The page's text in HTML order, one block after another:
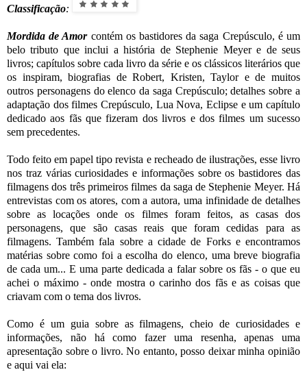
Classificação:
Mordida de Amorcontém os bastidores da saga Crepúsculo, é um
belo tributo que inclui a história de Stephenie Meyer e de seus
livros; capítulos sobre cada livro da série e os clássicos literários que
os inspiram, biografias de Robert, Kristen, Taylor e de muitos
outros personagens do elenco da saga Crepúsculo; detalhes sobre a
adaptação dos filmes Crepúsculo, Lua Nova, Eclipse e um capítulo
dedicado aos fãs que fizeram dos livros e dos filmes um sucesso
sem precedentes.
Todo feito em papel tipo revista e recheado de ilustrações, esse livro
nos traz várias curiosidades e informações sobre os bastidores das
filmagens dos três primeiros filmes da saga de Stephenie Meyer. Há
entrevistas com os atores, com a autora, uma infinidade de detalhes
sobre as locações onde os filmes foram feitos, as casas dos
personagens, que são casas reais que foram cedidas para as
filmagens. Também fala sobre a cidade de Forks e encontramos
matérias sobre como foi a escolha do elenco, uma breve biografia
de cada um... E uma parte dedicada a falar sobre os fãs - o que eu
achei o máximo - onde mostra o carinho dos fãs e as coisas que
criavam com o tema dos livros.
Como é um guia sobre as filmagens, cheio de curiosidades e
informações, não há como fazer uma resenha, apenas uma
apresentação sobre o livro. No entanto, posso deixar minha opinião
e aqui vai ela: